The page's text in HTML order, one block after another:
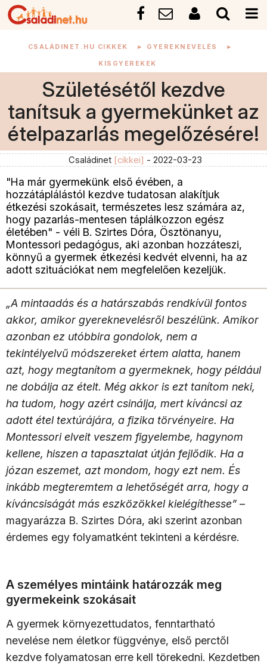
CSALÁDINET.HU CIKKEK ► GYEREKNEVELÉS ►
KISGYEREKEK
Születésétől kezdve
tanítsuk a gyermekünket az
ételpazarlás megelőzésére!
Családinet [cikkei] - 2022-03-23
"Ha már gyermekünk első évében, a
hozzátáplálástól kezdve tudatosan alakítjuk
étkezési szokásait, természetes lesz számára az,
hogy pazarlás-mentesen táplálkozzon egész
életében" - véli B. Szirtes Dóra, Ösztönanyu,
Montessori pedagógus, aki azonban hozzáteszi,
könnyű a gyermek étkezési kedvét elvenni, ha az
adott szituációkat nem megfelelően kezeljük.
„A mintaadás és a határszabás rendkívül fontos
akkor, amikor gyereknevelésről beszélünk. Amikor
azonban ez utóbbira gondolok, nem a
tekintélyelvű módszereket értem alatta, hanem
azt, hogy megtanítom a gyermeknek, hogy például
ne dobálja az ételt. Még akkor is ezt tanítom neki,
ha tudom, hogy azért csinálja, mert kíváncsi az
adott étel textúrájára, a fizika törvényeire. Ha
Montessori elveit veszem figyelembe, hagynom
kellene, hiszen a tapasztalat útján fejlődik. Ha a
józan eszemet, azt mondom, hogy ezt nem. És
inkább megteremtem a lehetőségét arra, hogy a
kíváncsiságát más eszközökkel kielégíthesse” –
magyarázza B. Szirtes Dóra, aki szerint azonban
érdemes egy folyamatként tekinteni a kérdésre.
A személyes mintáink határozzák meg
gyermekeink szokásait
A gyermek környezettudatos, fenntartható
nevelése nem életkor függvénye, első perctől
kezdve folyamatosan erre kell törekedni. Kezdetben